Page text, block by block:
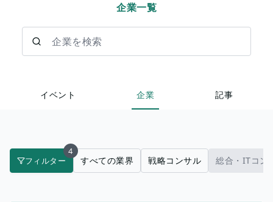
企業一覧
イベント 企業 記事
フィルター
4
すべての業界 戦略コンサル 総合・ITコン